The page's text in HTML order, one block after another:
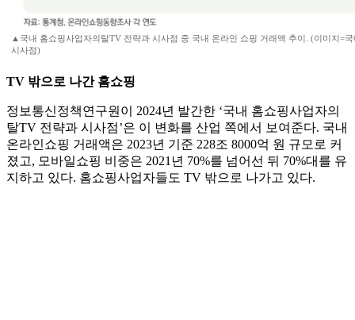
▲국내 홈쇼핑사업자의탈TV 전략과 시사점 중 국내 온라인 쇼핑 거래액 추이. (이미지=
시사점)
TV 밖으로 나간 홈쇼핑
정보통신정책연구원이 2024년 발간한 ‘국내 홈쇼핑사업자의
탈TV 전략과 시사점’은 이 변화를 산업 쪽에서 보여준다. 국내
온라인쇼핑 거래액은 2023년 기준 228조 8000억 원 규모로 커
졌고, 모바일쇼핑 비중은 2021년 70%를 넘어선 뒤 70%대를 유
지하고 있다. 홈쇼핑사업자들도 TV 밖으로 나가고 있다.